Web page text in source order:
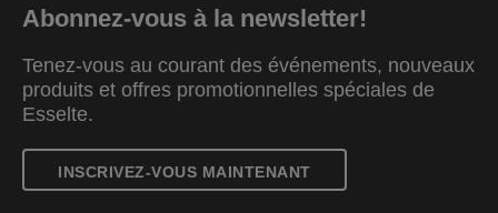
Abonnez-vous à la newsletter!
Tenez-vous au courant des événements, nouveaux
produits et offres promotionnelles spéciales de
Esselte.
INSCRIVEZ-VOUS MAINTENANT